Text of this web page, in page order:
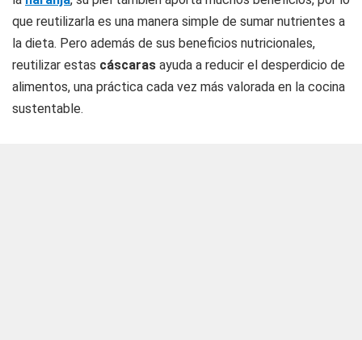
que reutilizarla es una manera simple de sumar nutrientes a
la dieta. Pero además de sus beneficios nutricionales,
reutilizar estas cáscaras ayuda a reducir el desperdicio de
alimentos, una práctica cada vez más valorada en la cocina
sustentable.